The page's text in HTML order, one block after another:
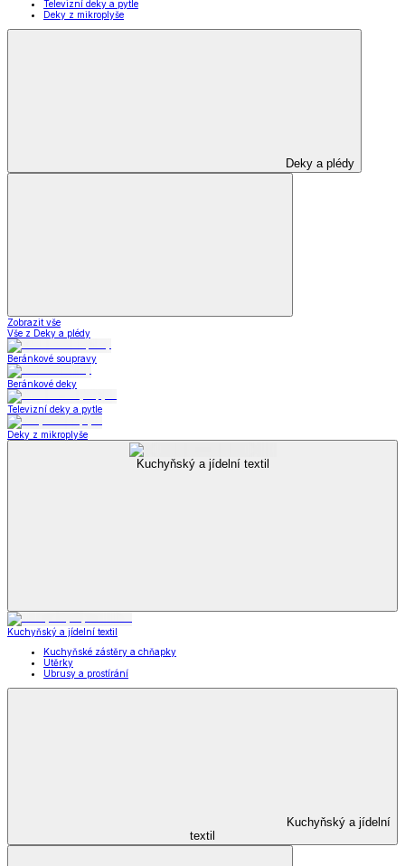
Televizní deky a pytle
Deky z mikroplyše
Deky a plédy
Zobrazit vše
Vše z Deky a plédy
Beránkové soupravy
Beránkové deky
Televizní deky a pytle
Deky z mikroplyše
Kuchyňský a jídelní textil
Kuchyňský a jídelní textil
Kuchyňské zástěry a chňapky
Utěrky
Ubrusy a prostírání
Kuchyňský a jídelní
textil